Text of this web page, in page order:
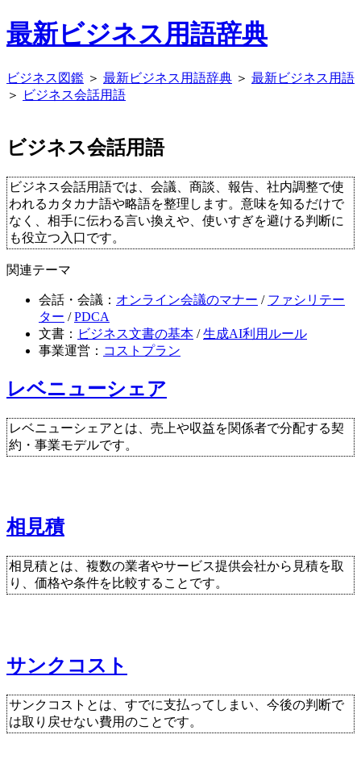
最新ビジネス用語辞典
ビジネス図鑑 ＞ 最新ビジネス用語辞典 ＞ 最新ビジネス用語
＞
ビジネス会話用語
ビジネス会話用語
ビジネス会話用語では、会議、商談、報告、社内調整で使
われるカタカナ語や略語を整理します。意味を知るだけで
なく、相手に伝わる言い換えや、使いすぎを避ける判断に
も役立つ入口です。
関連テーマ
会話・会議： オンライン会議のマナー / ファシリテー
ター /PDCA
文書： ビジネス文書の基本 /生成AI利用ルール
事業運営： コストプラン
レベニューシェア
レベニューシェアとは、売上や収益を関係者で分配する契
約・事業モデルです。
相見積
相見積とは、複数の業者やサービス提供会社から見積を取
り、価格や条件を比較することです。
サンクコスト
サンクコストとは、すでに支払ってしまい、今後の判断で
は取り戻せない費用のことです。